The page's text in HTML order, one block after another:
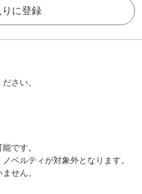
に登録
さい。
です。
ベルティが対象外となります。
せん。